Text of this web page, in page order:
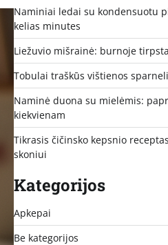
Naminiai ledai su kondensuotu
kelias minutes
Liežuvio mišrainė: burnoje
Tobulai traškūs vištienos
Naminė duona su mielėmis:
kiekvienam
Tikrasis čičinsko kepsnio
skoniui
Kategorijos
Apkepai
Be kategorijos